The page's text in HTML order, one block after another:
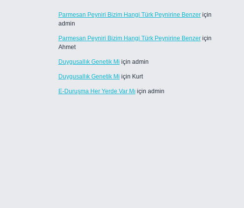
Parmesan Peyniri Bizim Hangi Türk Peynirine Benzeriçin
admin
Parmesan Peyniri Bizim Hangi Türk Peynirine Benzeriçin
Ahmet
Duygusallık Genetik Mi için admin
Duygusallık Genetik Mi için Kurt
E-Duruşma Her Yerde Var Mıiçin admin